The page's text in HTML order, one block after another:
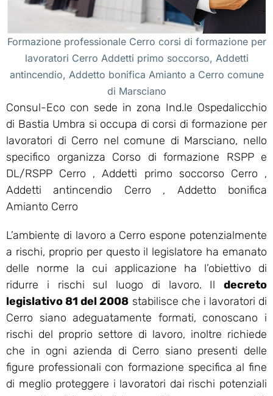
Formazione professionale Cerro corsi di formazione per
lavoratori Cerro Addetti primo soccorso, Addetti
antincendio, Addetto bonifica Amianto a Cerro comune
di Marsciano
Consul-Eco con sede in zona Ind.le Ospedalicchio
di Bastia Umbra si occupa di corsi di formazione per
lavoratori di Cerro nel comune di Marsciano, nello
specifico organizza Corso di formazione RSPP e
DL/RSPP Cerro , Addetti primo soccorso Cerro ,
Addetti antincendio Cerro , Addetto bonifica
Amianto Cerro
L’ambiente di lavoro a Cerro espone potenzialmente
a rischi, proprio per questo il legislatore ha emanato
delle norme la cui applicazione ha l’obiettivo di
ridurre i rischi sul luogo di lavoro. Il decreto
legislativo 81 del 2008 stabilisce che i lavoratori di
Cerro siano adeguatamente formati, conoscano i
rischi del proprio settore di lavoro, inoltre richiede
che in ogni azienda di Cerro siano presenti delle
figure professionali con formazione specifica al fine
di meglio proteggere i lavoratori dai rischi potenziali